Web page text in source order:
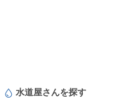
水道屋さんを探す